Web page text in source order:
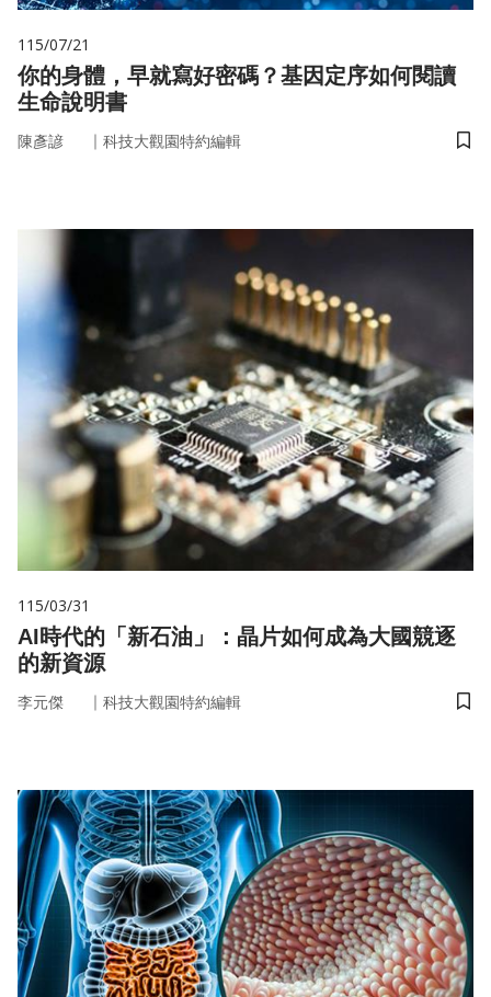
115/07/21
你的身體，早就寫好密碼？基因定序如何閱讀
生命說明書
陳彥諺 ｜ 科技大觀園特約編輯
儲
115/03/31
AI時代的「新石油」：晶片如何成為大國競逐
的新資源
李元傑 ｜ 科技大觀園特約編輯
儲